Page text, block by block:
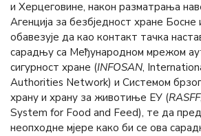
и Херцеговине, након разматрања
Агенција за безбједност хране
обавезује да као контакт тачка
сарадњу са Међународном мрежом
сигурност хране (INFOSAN,
Authorities Network) и Системом
храну и храну за животиње ЕУ (RASFF,
System for Food and Feed), те да
неопходне мјере како би се ова